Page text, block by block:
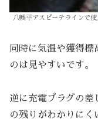
八幡平アスピーテラインで使
同時に気温や獲得
のは見やすいです。
逆に充電プラグの差
の残りがわかりに